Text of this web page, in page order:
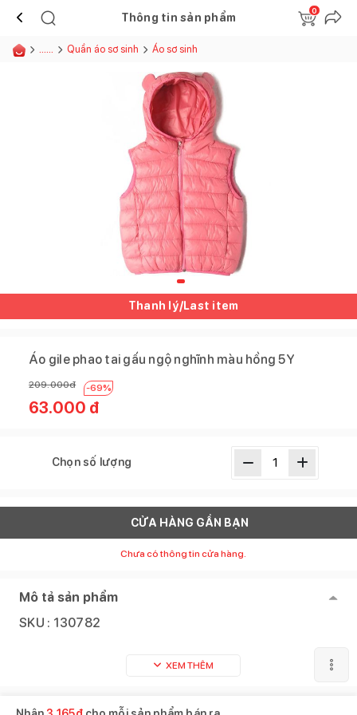
Thông tin sản phẩm
0
...... Quần áo sơ sinh Áo sơ sinh
Thanh lý/Last item
Áo gile phao tai gấu ngộ nghĩnh màu hồng 5Y
209.000đ -69%
63.000 đ
Chọn số lượng
CỬA HÀNG GẦN BẠN
Chưa có thông tin cửa hàng.
Mô tả sản phẩm
SKU : 130782
XEM THÊM
Sản phẩm tương tự